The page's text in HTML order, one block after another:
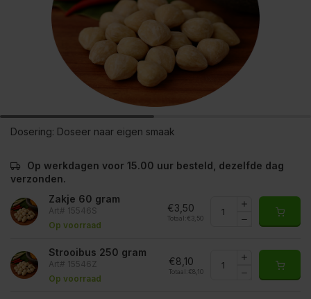
Dosering: Doseer naar eigen smaak
Op werkdagen voor 15.00 uur besteld, dezelfde dag
verzonden.
Zakje 60 gram
Art# 15546S
Op voorraad
€3,50
Totaal: €3,50
Strooibus 250 gram
Art# 15546Z
Op voorraad
€8,10
Totaal: €8,10